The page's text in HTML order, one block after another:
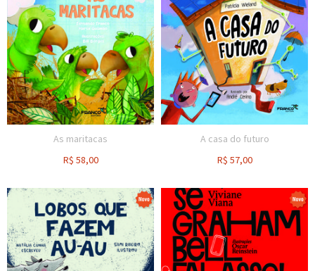
As maritacas
R$ 58,00
A casa do futuro
R$ 57,00